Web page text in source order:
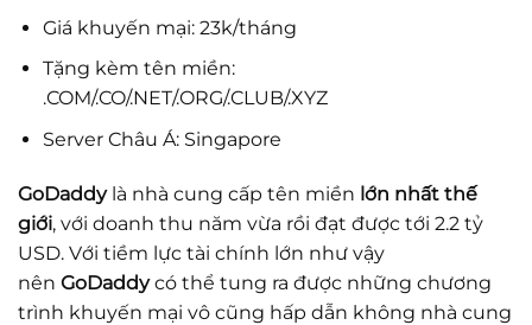
Giá khuyến mại: 23k/tháng
Tặng kèm tên miền:
.COM/.CO/.NET/.ORG/.CLUB/.XYZ
Server Châu Á: Singapore
GoDaddylà nhà cung cấp tên miền lớn nhất thế
giới, với doanh thu năm vừa rồi đạt được tới 2.2 tỷ
USD. Với tiềm lực tài chính lớn như vậy
nên GoDaddycó thể tung ra được những chương
trình khuyến mại vô cũng hấp dẫn không nhà cung